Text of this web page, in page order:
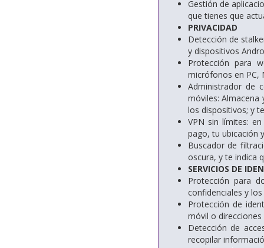
Gestión de
que tienes que
PRIVACIDAD
Detección de
y dispositivos
Protección para
micrófonos en PC,
Administrador de
móviles:
los dispositivos; y
VPN sin límites:
pago, tu ubicación
Buscador de
oscura, y te indica
SERVICIOS DE
Protección para
confidenciales y
Protección de
móvil o
Detección de
recopilar